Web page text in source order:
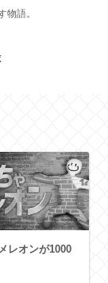
物語。
レオンが1000